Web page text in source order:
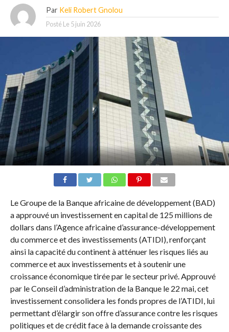
Par Keli Robert Gnolou
Posté Le 5 juin 2026
Le Groupe de la Banque africaine de développement (BAD)
a approuvé un investissement en capital de 125 millions de
dollars dans l’Agence africaine d’assurance-développement
du commerce et des investissements (ATIDI), renforçant
ainsi la capacité du continent à atténuer les risques liés au
commerce et aux investissements et à soutenir une
croissance économique tirée par le secteur privé. Approuvé
par le Conseil d’administration de la Banque le 22 mai, cet
investissement consolidera les fonds propres de l’ATIDI, lui
permettant d’élargir son offre d’assurance contre les risques
politiques et de crédit face à la demande croissante des